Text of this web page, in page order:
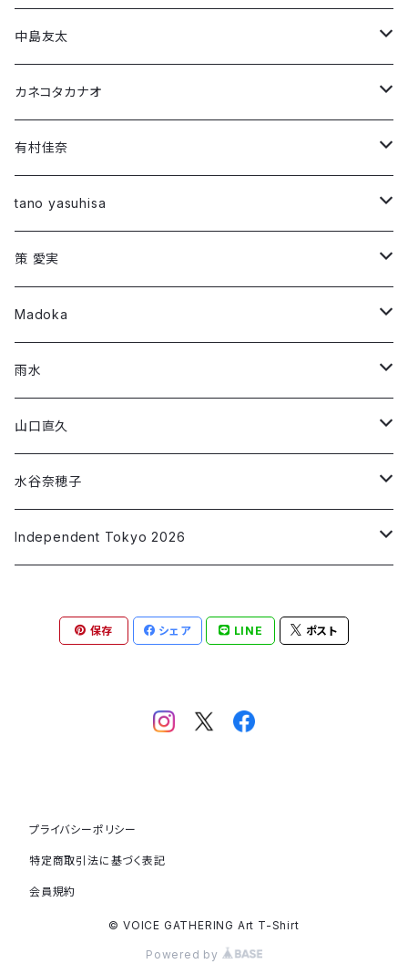
Short Sleeve T-shirt
Long Sleeve T-shirt
中島友太
Short Sleeve T-shirt
Long Sleeve T-shirt
第1弾コラボ
「294307500」
「Montage 」
カネコタカナオ
Short Sleeve T-shirt
Long Sleeve T-shirt
第1弾コラボ
「ROW」
「DIG」
第2弾コラボ
「RIF」
「THREE/SEED」
第3弾コラボ
「RIF」
「SLIDER」
有村佳奈
Short Sleeve T-shirt
Long Sleeve T-shirt
第1弾コラボ
「Night face」
「午前0時に会いにいく」
第2弾コラボ
「#フラットランド」
「make up」
第3段コラボ
「移ろいゆくⅠ～Ⅵ」
「非常口」
tano yasuhisa
Short Sleeve T-shirt
Long Sleeve T-shirt
第1弾コラボ
「朱 syu」
「藍 ai」
策 愛実
Long Sleeve T-shirt
Short Sleeve T-shirt
第1弾コラボ
「Jewel」
「Alone time」
第2弾コラボ
「青の星2/波を集める」
Madoka
Long Sleeve T-shirt
Short Sleeve T-shirt
第1弾コラボ
「Chocolate」
「Dancing Colors」
第2弾コラボ
「Summer Vibes」
雨水
Short Sleeve T-shirt
Long Sleeve T-shirt
第1弾コラボ
山口直久
Short Sleeve T-shirt
Long Sleeve T-shirt
「なずきを解く 20250621」
水谷奈穂子
Short Sleeve T-shirt
第1弾コラボ
Independent Tokyo 2026
安部 正兼
絵師白道
保存 シェア LINE ポスト
プライバシーポリシー
特定商取引法に基づく表記
会員規約
© VOICE GATHERING Art T-Shirt
Powered by